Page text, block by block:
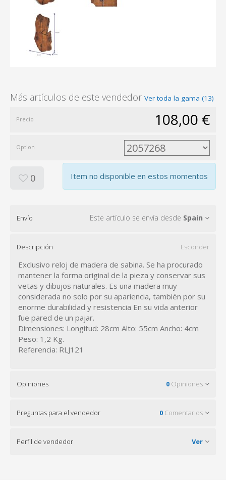
Más artículos de este vendedor Ver toda la gama (13)
Precio 108,00 €
Option
0 Item no disponible en estos momentos
Envío Este artículo se envía desde Spain
Descripción Esconder
Exclusivo reloj de madera de sabina. Se ha procurado
mantener la forma original de la pieza y conservar sus
vetas y dibujos naturales. Es una madera muy
considerada no solo por su apariencia, también por su
enorme durabilidad y resistencia En su vida anterior
fue pared de un pajar.
Dimensiones: Longitud: 28cm Alto: 55cm Ancho: 4cm
Peso: 1,2 Kg.
Referencia: RLJ121
Opiniones 0 Opiniones
Preguntas para el vendedor 0 Comentarios
Perfil de vendedor Ver